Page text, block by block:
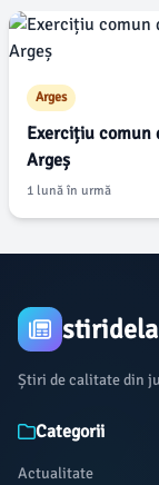
Arges
Exercițiu comun
Argeș
1 lună în urmă
Știri de calitate din
Categorii
Actualitate